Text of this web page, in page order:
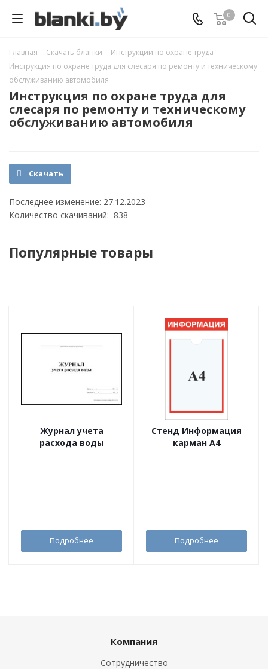
0
Главная - Скачать бланки - Инструкции по охране труда -
Инструкция по охране труда для слесаря по ремонту и техническому
обслуживанию автомобиля
Инструкция по охране труда для
слесаря по ремонту и техническому
обслуживанию автомобиля
Скачать
Последнее изменение: 27.12.2023
Количество скачиваний: 838
Популярные товары
Журнал учета
расхода воды
Подробнее
Стенд Информация
карман А4
Подробнее
Компания
Сотрудничество